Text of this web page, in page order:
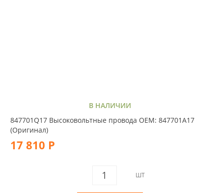
В НАЛИЧИИ
847701Q17 Высоковольтные провода OEM: 847701A17
(Оригинал)
17 810 Р
ШТ